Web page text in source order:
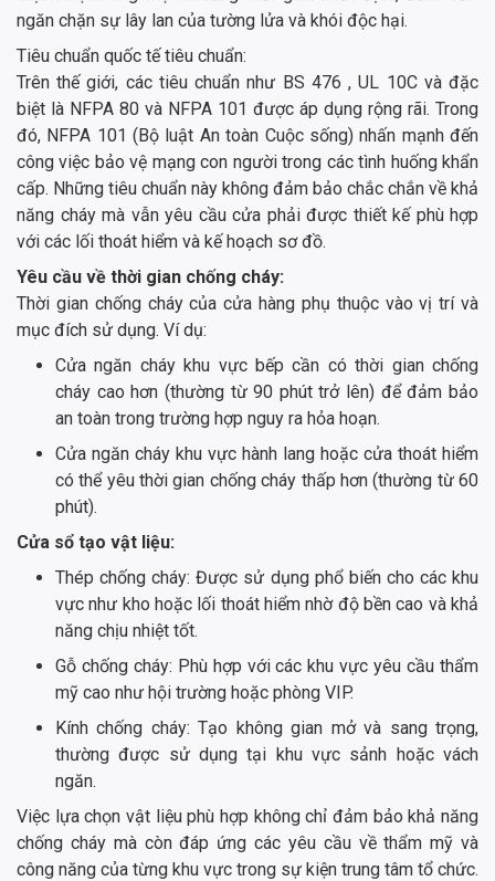
ngăn chặn sự lây lan của tường lửa và khói độc hại.
Tiêu chuẩn quốc tế tiêu chuẩn:
Trên thế giới, các tiêu chuẩn như BS 476 , UL 10C và đặc
biệt là NFPA 80 và NFPA 101 được áp dụng rộng rãi. Trong
đó, NFPA 101 (Bộ luật An toàn Cuộc sống) nhấn mạnh đến
công việc bảo vệ mạng con người trong các tình huống khẩn
cấp. Những tiêu chuẩn này không đảm bảo chắc chắn về khả
năng cháy mà vẫn yêu cầu cửa phải được thiết kế phù hợp
với các lối thoát hiểm và kế hoạch sơ đồ.
Yêu cầu về thời gian chống cháy:
Thời gian chống cháy của cửa hàng phụ thuộc vào vị trí và
mục đích sử dụng. Ví dụ:
Cửa ngăn cháy khu vực bếp cần có thời gian chống
cháy cao hơn (thường từ 90 phút trở lên) để đảm bảo
an toàn trong trường hợp nguy ra hỏa hoạn.
Cửa ngăn cháy khu vực hành lang hoặc cửa thoát hiểm
có thể yêu thời gian chống cháy thấp hơn (thường từ 60
phút).
Cửa sổ tạo vật liệu:
Thép chống cháy: Được sử dụng phổ biến cho các khu
vực như kho hoặc lối thoát hiểm nhờ độ bền cao và khả
năng chịu nhiệt tốt.
Gỗ chống cháy: Phù hợp với các khu vực yêu cầu thẩm
mỹ cao như hội trường hoặc phòng VIP.
Kính chống cháy: Tạo không gian mở và sang trọng,
thường được sử dụng tại khu vực sảnh hoặc vách
ngăn.
Việc lựa chọn vật liệu phù hợp không chỉ đảm bảo khả năng
chống cháy mà còn đáp ứng các yêu cầu về thẩm mỹ và
công năng của từng khu vực trong sự kiện trung tâm tổ chức.